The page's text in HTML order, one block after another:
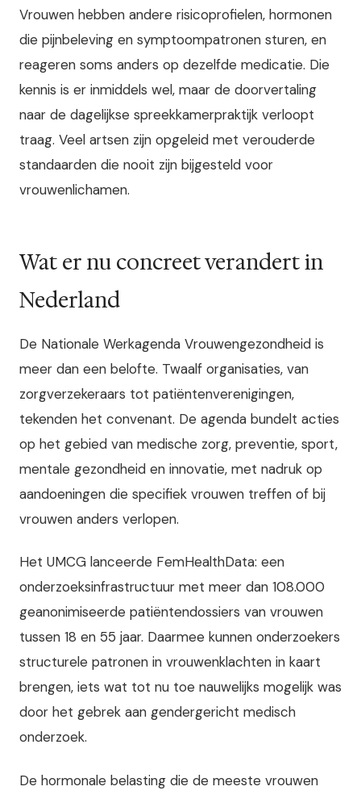
Vrouwen hebben andere risicoprofielen, hormonen
die pijnbeleving en symptoompatronen sturen, en
reageren soms anders op dezelfde medicatie. Die
kennis is er inmiddels wel, maar de doorvertaling
naar de dagelijkse spreekkamerpraktijk verloopt
traag. Veel artsen zijn opgeleid met verouderde
standaarden die nooit zijn bijgesteld voor
vrouwenlichamen.
Wat er nu concreet verandert in
Nederland
De Nationale Werkagenda Vrouwengezondheid is
meer dan een belofte. Twaalf organisaties, van
zorgverzekeraars tot patiëntenverenigingen,
tekenden het convenant. De agenda bundelt acties
op het gebied van medische zorg, preventie, sport,
mentale gezondheid en innovatie, met nadruk op
aandoeningen die specifiek vrouwen treffen of bij
vrouwen anders verlopen.
Het UMCG lanceerde FemHealthData: een
onderzoeksinfrastructuur met meer dan 108.000
geanonimiseerde patiëntendossiers van vrouwen
tussen 18 en 55 jaar. Daarmee kunnen onderzoekers
structurele patronen in vrouwenklachten in kaart
brengen, iets wat tot nu toe nauwelijks mogelijk was
door het gebrek aan gendergericht medisch
onderzoek.
De hormonale belasting die de meeste vrouwen